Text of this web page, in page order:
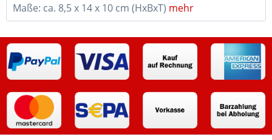
Maße: ca. 8,5 x 14 x 10 cm (HxBxT) mehr